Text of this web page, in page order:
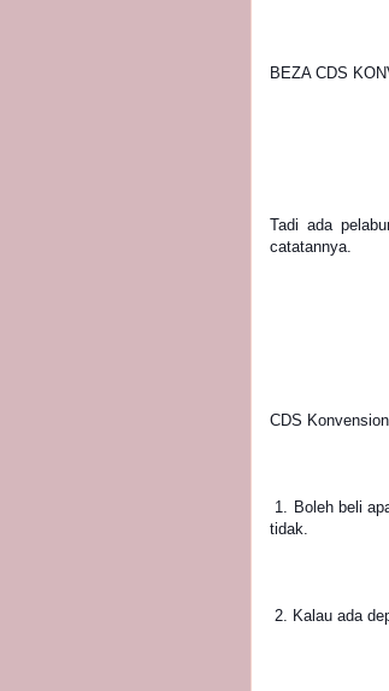
BEZA CDS
Tadi ada
catatannya.
CDS
tidak.
2. Kalau ada